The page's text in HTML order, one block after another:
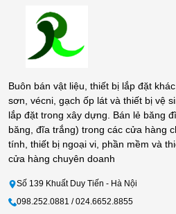
Buôn bán vật liệu, thiết bị lắp đặt
sơn, vécni, gạch ốp lát và thiết bị vệ
lắp đặt trong xây dựng. Bán lẻ băng
băng, đĩa trắng) trong các cửa hàng
tính, thiết bị ngoại vi, phần mềm và
cửa hàng chuyên doanh
Số 139 Khuất Duy Tiến - Hà Nội
098.252.0881 / 024.6652.8855